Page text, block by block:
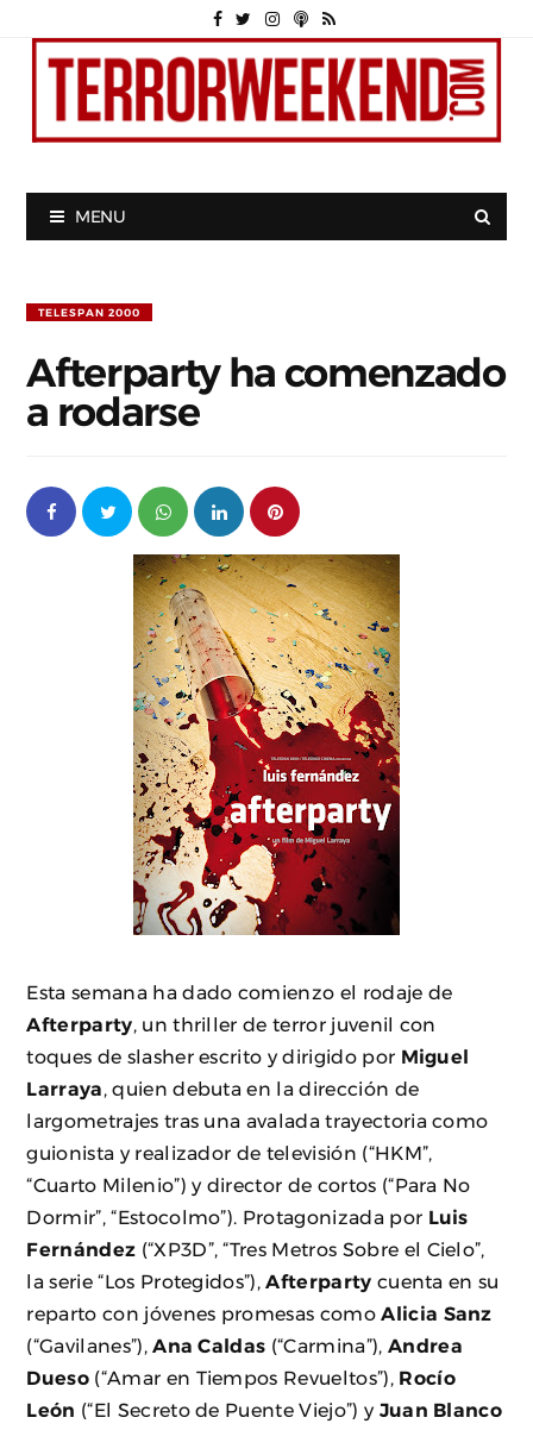
MENU
TELESPAN 2000
Afterparty ha comenzado
a rodarse
Esta semana ha dado comienzo el rodaje de
Afterparty , un thriller de terror juvenil con
toques de slasher escrito y dirigido por Miguel
Larraya , quien debuta en la dirección de
largometrajes tras una avalada trayectoria como
guionista y realizador de televisión (“HKM”,
“Cuarto Milenio”) y director de cortos (“Para No
Dormir”, “Estocolmo”). Protagonizada por Luis
Fernández (“XP3D”, “Tres Metros Sobre el Cielo”,
la serie “Los Protegidos”), Afterparty cuenta en su
reparto con jóvenes promesas como Alicia Sanz
(“Gavilanes”), Ana Caldas (“Carmina”), Andrea
Dueso (“Amar en Tiempos Revueltos”), Rocío
León (“El Secreto de Puente Viejo”) y Juan Blanco